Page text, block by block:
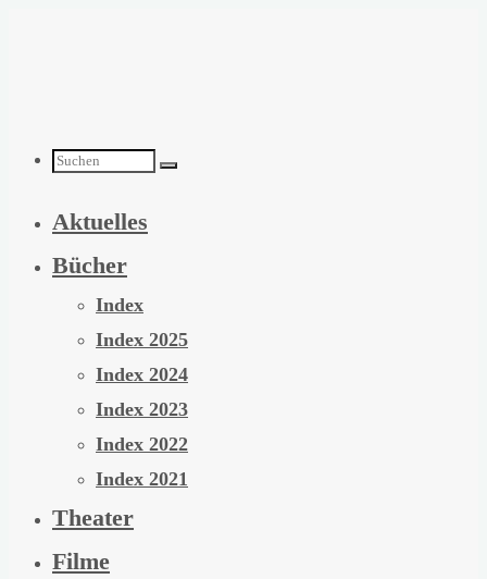
Suchen
nach:
Aktuelles
Bücher
Index
Index 2025
Index 2024
Index 2023
Index 2022
Index 2021
Theater
Filme